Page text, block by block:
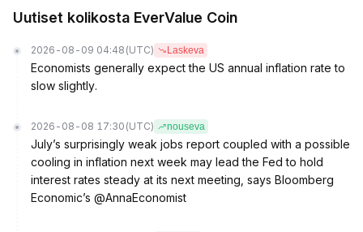
Uutiset kolikosta EverValue Coin
2026-08-09 04:48 (UTC) Laskeva
Economists generally expect the US annual inflation rate to
slow slightly.
2026-08-08 17:30 (UTC) nouseva
July’s surprisingly weak jobs report coupled with a possible
cooling in inflation next week may lead the Fed to hold
interest rates steady at its next meeting, says Bloomberg
Economic’s @AnnaEconomist